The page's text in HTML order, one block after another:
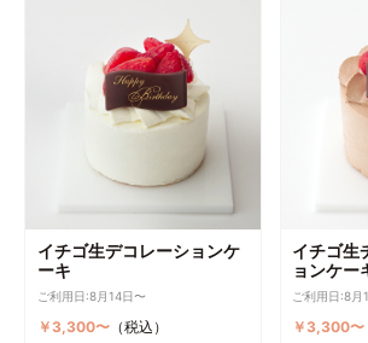
イチゴ生デコレーションケ
ーキ
ご利用日:8月14日〜
￥3,300〜（税込）
イチゴ生
ョンケー
ご利用日:8月
￥3,300〜